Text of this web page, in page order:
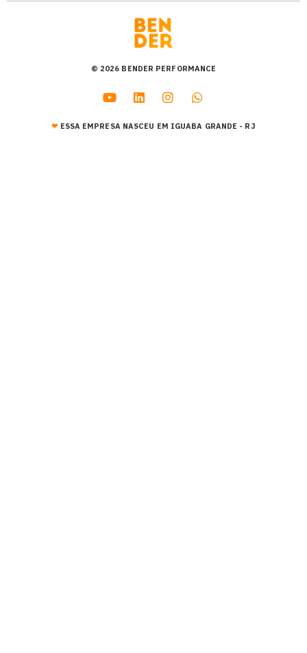
© 2026 BENDER PERFORMANCE
❤︎ ESSA EMPRESA NASCEU EM IGUABA GRANDE - RJ